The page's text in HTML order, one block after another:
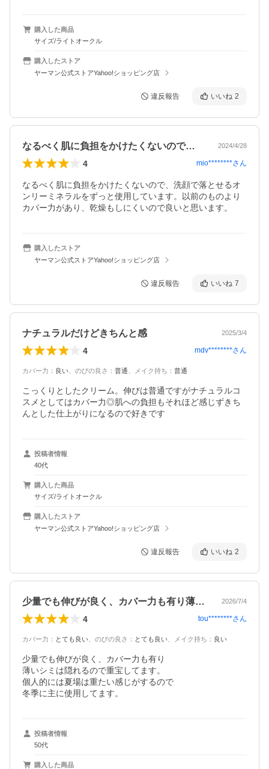
購入した商品
サイズ/ライトオークル
購入したストア
ヤーマン公式ストアYahoo!ショッピング店
違反報告 いいね 2
なるべく肌に負担をかけたくないので、洗… 2024/4/28
4 mio********さん
なるべく肌に負担をかけたくないので、洗顔で落とせるオ
ンリーミネラルをずっと使用しています。以前のものより
カバー力があり、乾燥もしにくいので良いと思います。
購入したストア
ヤーマン公式ストアYahoo!ショッピング店
違反報告 いいね 7
ナチュラルだけどきちんと感 2025/3/4
4 mdv********さん
カバー力 ： 良い のびの良さ ： 普通 メイク持ち ： 普通
こっくりとしたクリーム。伸びは普通ですがナチュラルコ
スメとしてはカバー力◎肌への負担もそれほど感じずきち
んとした仕上がりになるので好きです
投稿者情報
40代
購入した商品
サイズ/ライトオークル
購入したストア
ヤーマン公式ストアYahoo!ショッピング店
違反報告 いいね 2
少量でも伸びが良く、カバー力も有り薄い… 2026/7/4
4 tou********さん
カバー力 ： とても良い のびの良さ ： とても良い メイク持ち ： 良い
少量でも伸びが良く、カバー力も有り
薄いシミは隠れるので重宝してます。
個人的には夏場は重たい感じがするので
投稿者情報
50代
購入した商品